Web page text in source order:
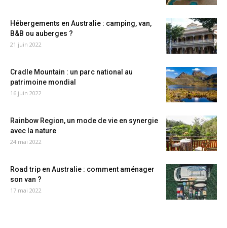
Hébergements en Australie : camping, van,
B&B ou auberges ?
21 juin 2022
Cradle Mountain : un parc national au
patrimoine mondial
16 juin 2022
Rainbow Region, un mode de vie en synergie
avec la nature
24 mai 2022
Road trip en Australie : comment aménager
son van ?
17 mai 2022